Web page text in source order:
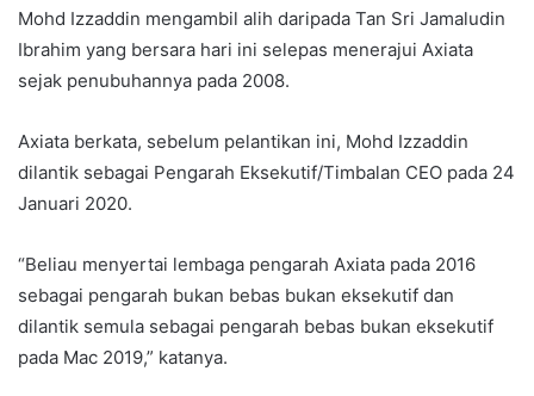
Mohd Izzaddin mengambil alih daripada Tan Sri Jamaludin
Ibrahim yang bersara hari ini selepas menerajui Axiata
sejak penubuhannya pada 2008.
Axiata berkata, sebelum pelantikan ini, Mohd Izzaddin
dilantik sebagai Pengarah Eksekutif/Timbalan CEO pada 24
Januari 2020.
“Beliau menyertai lembaga pengarah Axiata pada 2016
sebagai pengarah bukan bebas bukan eksekutif dan
dilantik semula sebagai pengarah bebas bukan eksekutif
pada Mac 2019,” katanya.